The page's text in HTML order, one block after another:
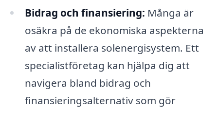
Bidrag och finansiering: Många är
osäkra på de ekonomiska aspekterna
av att installera solenergisystem. Ett
specialistföretag kan hjälpa dig att
navigera bland bidrag och
finansieringsalternativ som gör